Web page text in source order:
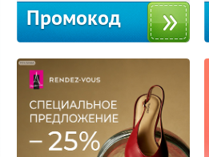
Промокод